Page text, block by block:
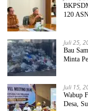
120
Juli 25,
Bau
Minta
Juli 15,
Wabup
Desa,